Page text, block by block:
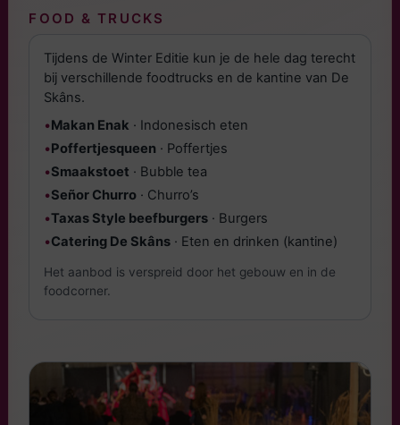
FOOD & TRUCKS
Tijdens de Winter Editie kun je de hele dag terecht
bij verschillende foodtrucks en de kantine van De
Skâns.
•Makan Enak · Indonesisch eten
•Poffertjesqueen · Poffertjes
•Smaakstoet · Bubble tea
•Señor Churro · Churro’s
•Taxas Style beefburgers · Burgers
•Catering De Skâns · Eten en drinken (kantine)
Het aanbod is verspreid door het gebouw en in de
foodcorner.